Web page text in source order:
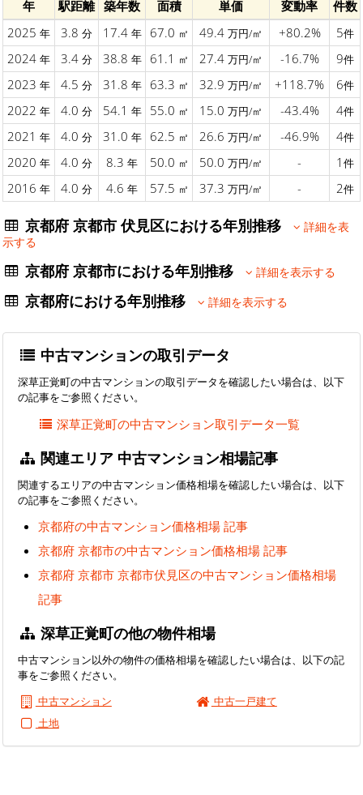
年 駅距離 築年数 面積 単価 変動率
件数
2025 年 3.8 分 17.4 年 67.0 ㎡ 49.4 万円/㎡ +80.2% 5件
2024 年 3.4 分 38.8 年 61.1 ㎡ 27.4 万円/㎡ -16.7% 9件
2023 年 4.5 分 31.8 年 63.3 ㎡ 32.9 万円/㎡ +118.7% 6件
2022 年 4.0 分 54.1 年 55.0 ㎡ 15.0 万円/㎡ -43.4% 4件
2021 年 4.0 分 31.0 年 62.5 ㎡ 26.6 万円/㎡ -46.9% 4件
2020 年 4.0 分 8.3 年 50.0 ㎡ 50.0 万円/㎡ - 1 件
2016 年 4.0 分 4.6 年 57.5 ㎡ 37.3 万円/㎡ - 2件
京都府 京都市 伏見区における年別推移
詳細を表
示する
京都府 京都市における年別推移 詳細を表示する
京都府における年別推移 詳細を表示する
中古マンションの取引データ
深草正覚町の中古マンションの取引データを確認したい場合は、以下
の記事をご参照ください。
深草正覚町の中古マンション取引データ一覧
関連エリア 中古マンション相場記事
関連するエリアの中古マンション価格相場を確認したい場合は、以下
の記事をご参照ください。
京都府の中古マンション価格相場 記事
京都府 京都市の中古マンション価格相場 記事
京都府 京都市 京都市伏見区の中古マンション価格相場
記事
深草正覚町の他の物件相場
中古マンション以外の物件の価格相場を確認したい場合は、以下の記
事をご参照ください。
中古マンション
中古一戸建て
土地